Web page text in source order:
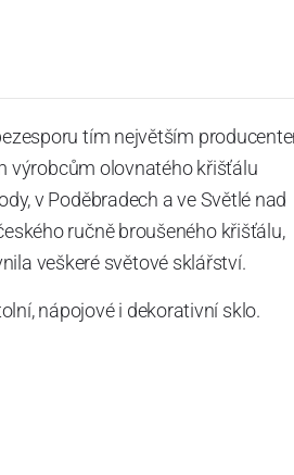
tím největším
výrobcům olovnatého křišťálu
v Poděbradech a ve Světlé nad
ručně broušeného křišťálu,
veškeré světové sklářství.
nápojové i dekorativní sklo.